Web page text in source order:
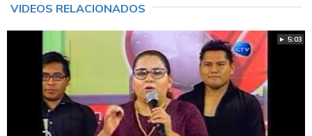
VIDEOS RELACIONADOS
► 5:03